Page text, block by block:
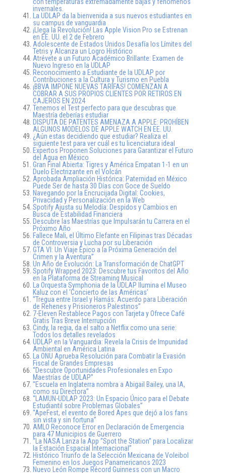
invernales.
La UDLAP da la bienvenida a sus nuevos estudiantes en
su campus de vanguardia
¡Llega la Revolución! Las Apple Vision Pro se Estrenan
en EE. UU. el 2 de Febrero
Adolescente de Estados Unidos Desafía los Límites del
Tetris y Alcanza un Logro Histórico
Atrévete a un Futuro Académico Brillante: Examen de
Nuevo Ingreso en la UDLAP
Reconocimiento a Estudiante de la UDLAP por
Contribuciones a la Cultura y Turismo en Puebla
¡BBVA IMPONE NUEVAS TARIFAS! COMIENZAN A
COBRAR A SUS PROPIOS CLIENTES POR RETIROS EN
CAJEROS EN 2024
Tenemos el Test perfecto para que descubras que
Maestría deberías estudiar
DISPUTA DE PATENTES AMENAZA A APPLE: PROHÍBEN
ALGUNOS MODELOS DE APPLE WATCH EN EE. UU.
¿Aún estas decidiendo que estudiar? Realiza el
siguiente test para ver cuál es tu licenciatura ideal
Expertos Proponen Soluciones para Garantizar el Futuro
del Agua en México
Gran Final Abierta: Tigres y América Empatan 1-1 en un
Duelo Electrizante en el Volcán
Aprobada Ampliación Histórica: Paternidad en México
Puede Ser de hasta 30 Días con Goce de Sueldo
Navegando por la Encrucijada Digital: Cookies,
Privacidad y Personalización en la Web
Spotify Ajusta su Melodía: Despidos y Cambios en
Busca de Estabilidad Financiera
Descubre las Maestrías que Impulsarán tu Carrera en el
Próximo Año
Fallece Mali, el Último Elefante en Filipinas tras Décadas
de Controversia y Lucha por su Liberación
GTA VI: Un Viaje Épico a la Próxima Generación del
Crimen y la Aventura”
Un Año de Evolución: La Transformación de ChatGPT
Spotify Wrapped 2023: Descubre tus Favoritos del Año
en la Plataforma de Streaming Musical
La Orquesta Symphonia de la UDLAP Ilumina el Museo
Kaluz con el ‘Concierto de las Américas’
“Tregua entre Israel y Hamás: Acuerdo para Liberación
de Rehenes y Prisioneros Palestinos”
7-Eleven Restablece Pagos con Tarjeta y Ofrece Café
Gratis Tras Breve Interrupción
Cindy, la regia, da el salto a Netflix como una serie:
Todos los detalles revelados
UDLAP en la Vanguardia: Revela la Crisis de Impunidad
Ambiental en América Latina
La ONU Aprueba Resolución para Combatir la Evasión
Fiscal de Grandes Empresas
“Descubre Oportunidades Profesionales en Expo
Maestrías de UDLAP”
“Escuela en Inglaterra nombra a Abigail Bailey, una IA,
como su Directora”
“LAMUN-UDLAP 2023: Un Espacio Único para el Debate
Estudiantil sobre Problemas Globales”
“ApeFest, el evento de Bored Apes que dejó a los fans
sin vista y sin fortuna”
AMLO Reconoce Error en Declaración de Emergencia
para 47 Municipios de Guerrero
“La NASA Lanza la App “Spot the Station” para Localizar
la Estación Espacial Internacional”
Histórico Triunfo de la Selección Mexicana de Voleibol
Femenino en los Juegos Panamericanos 2023
Nuevo León Rompe Récord Guinness con un Macro